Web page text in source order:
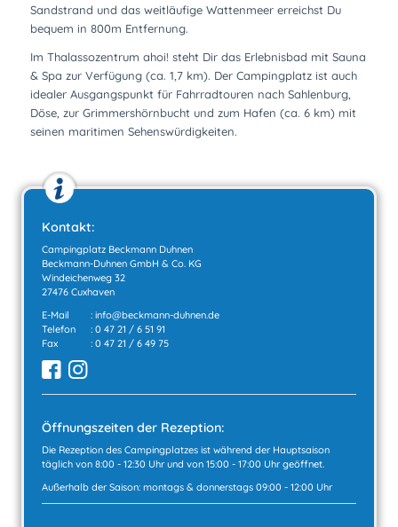
Sandstrand und das weitläufige Wattenmeer erreichst Du
bequem in 800m Entfernung.
Im Thalassozentrum ahoi! steht Dir das Erlebnisbad mit Sauna
& Spa zur Verfügung (ca. 1,7 km). Der Campingplatz ist auch
idealer Ausgangspunkt für Fahrradtouren nach Sahlenburg,
Döse, zur Grimmershörnbucht und zum Hafen (ca. 6 km) mit
seinen maritimen Sehenswürdigkeiten.
Kontakt:
Campingplatz Beckmann Duhnen
Beckmann-Duhnen GmbH & Co. KG
Windeichenweg 32
27476 Cuxhaven
E-Mail
: info@beckmann-duhnen.de
Telefon
: 0 47 21 / 6 51 91
Fax
: 0 47 21 / 6 49 75
Öffnungszeiten der Rezeption:
Die Rezeption des Campingplatzes ist während der Hauptsaison
täglich von 8:00 - 12:30 Uhr und von 15:00 - 17:00 Uhr geöffnet.
Außerhalb der Saison: montags & donnerstags 09:00 - 12:00 Uhr